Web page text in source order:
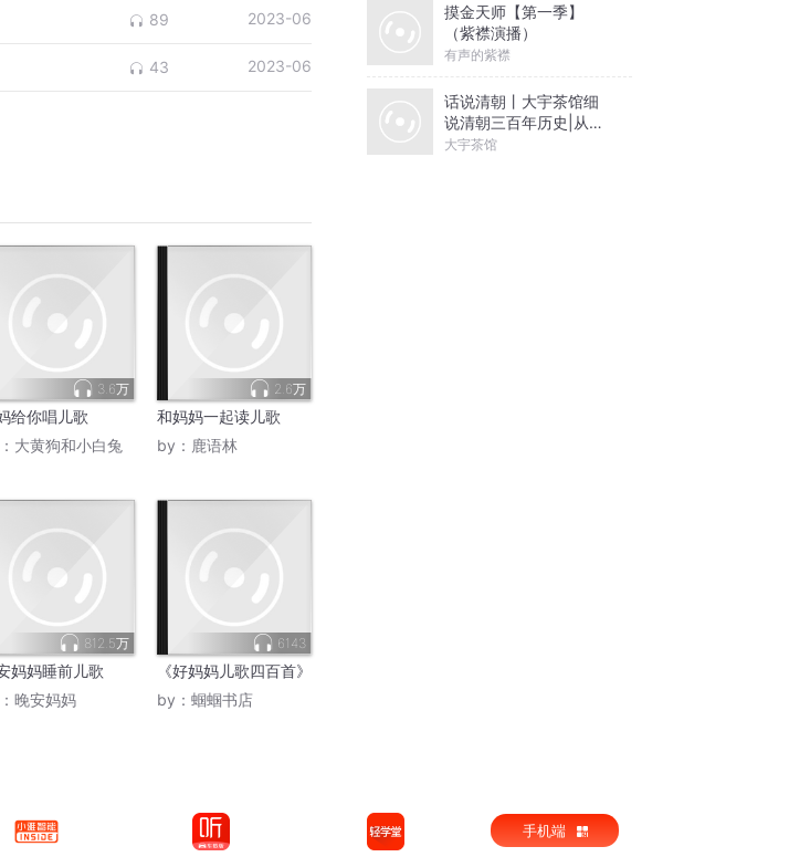
89 2023-06
43 2023-06
3.6万
给你唱儿歌
大黄狗和小白兔
2.6万
和妈妈一起读儿歌
by： 鹿语林
812.5万
妈妈睡前儿歌
晚安妈妈
6143
《好妈妈儿歌四百首》
by： 蝈蝈书店
摸金天师【第一季】
（紫襟演播）
有声的紫襟
话说清朝丨大宇茶馆细
说清朝三百年历史|从努
尔哈赤到末代皇帝溥仪|
大宇茶馆
手机端